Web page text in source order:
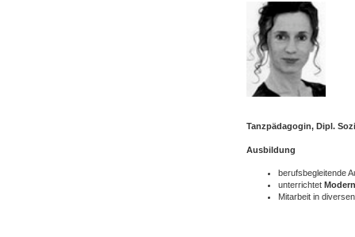
Tanzpädagogin, Dipl.
Ausbildung
berufsbegleitende
unterrichtet
Mitarbeit in